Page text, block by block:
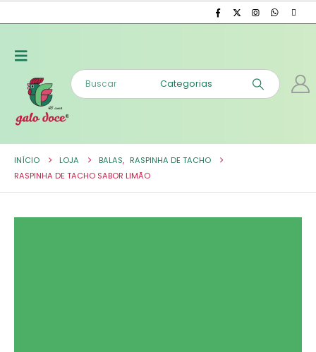
INÍCIO LOJA BALAS, RASPINHA DE TACHO
RASPINHA DE TACHO SABOR LIMÃO